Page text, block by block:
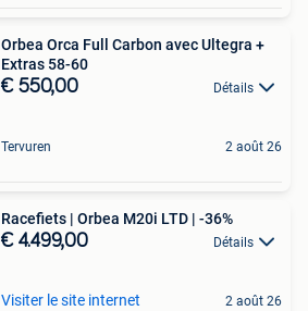
Orbea Orca Full Carbon avec Ultegra +
Extras 58-60
€ 550,00 Détails
Tervuren 2 août 26
Racefiets | Orbea M20i LTD | -36%
€ 4.499,00 Détails
Visiter le site internet 2 août 26